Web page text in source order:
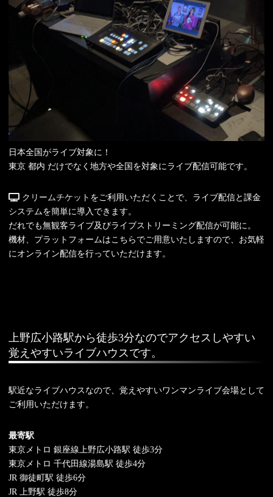
日本全国がライブ対象に！
東京 都内 だけでなく地方や全国を対象にライブ配信可能です。
クリームチケット をご利用いただくことで、ライブ配信と課金
システムを簡単に導入できます。
だれでも無観客ライブ及びライブストリーミング配信が可能に。
機材、プラットフォームはこちらでご用意いたしますので、お気軽
にオンライン配信を行っていただけます。
上野広小路駅から徒歩3分なのでアクセスしやすい
覚えやすいライブハウスです。
駅近なライブハウスなので、覚えやすいワンマンライブ会場として
ご利用いただけます。
最寄駅
東京メトロ 銀座線上野広小路駅 徒歩3分
東京メトロ 千代田線湯島駅 徒歩4分
JR 御徒町駅 徒歩6分
JR 上野駅 徒歩8分